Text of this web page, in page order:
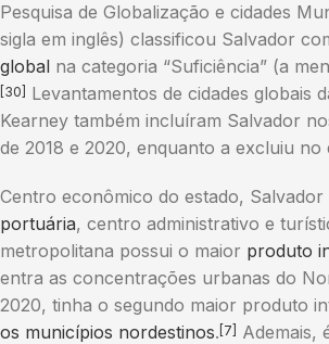
Pesquisa de Globalização e cidades
sigla em inglês) classificou Salvador
global na categoria “Suficiência” (a
[30]
Levantamentos de cidades globais
Kearney também incluíram Salvador
de 2018 e 2020, enquanto a excluiu no
Centro econômico do estado, Salvador
portuária, centro administrativo e
metropolitana possui o maior produto
entra as concentrações urbanas do
2020, tinha o segundo maior produto
os municípios nordestinos. [7]
Ademais,